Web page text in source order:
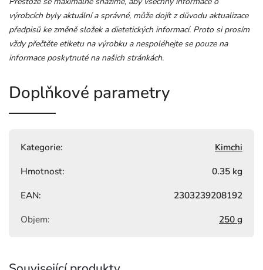
výrobcích byly aktuální a správné, může dojít z důvodu aktualizace
předpisů ke změně složek a dietetických informací. Proto si prosím
vždy přečtěte etiketu na výrobku a nespoléhejte se pouze na
informace poskytnuté na našich stránkách.
Doplňkové parametry
Kategorie:
Kimchi
Hmotnost:
0.35 kg
EAN:
2303239208192
Objem: 250 g